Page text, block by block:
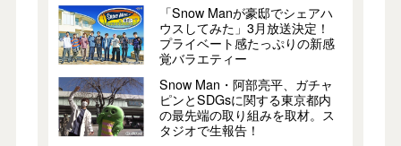
「Snow Manが豪邸でシェアハ
ウスしてみた」3月放送決定！
プライベート感たっぷりの新感
覚バラエティー
Snow Man・阿部亮平、ガチャ
ピンとSDGsに関する東京都内
の最先端の取り組みを取材。ス
タジオで生報告！